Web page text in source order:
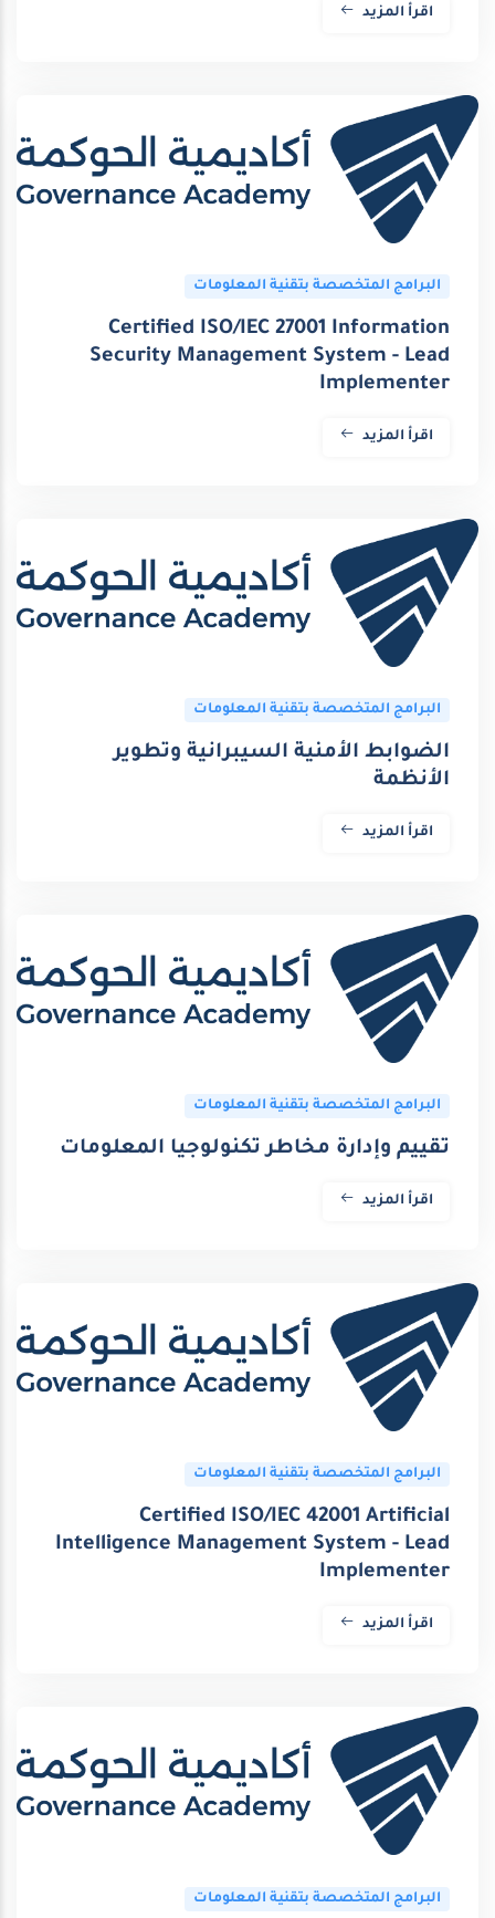
اقرأ المزيد
البرامج المتخصصة بتقنية المعلومات
Certified ISO/IEC 27001 Information
Security Management System - Lead
Implementer
اقرأ المزيد
البرامج المتخصصة بتقنية المعلومات
الضوابط الأمنية السيبرانية وتطوير
الأنظمة
اقرأ المزيد
البرامج المتخصصة بتقنية المعلومات
تقييم وإدارة مخاطر تكنولوجيا المعلومات
اقرأ المزيد
البرامج المتخصصة بتقنية المعلومات
Certified ISO/IEC 42001 Artificial
Intelligence Management System - Lead
Implementer
اقرأ المزيد
البرامج المتخصصة بتقنية المعلومات